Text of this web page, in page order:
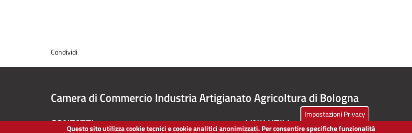
Condividi:
Camera di Commercio Industria Artigianato Agricoltura di Bologna
CONTATTI LINK UTILI
Impostazioni Privacy
Questo sito utilizza cookie tecnici e cookie analitici anonimizzati. Per consentire specifiche funzionalità